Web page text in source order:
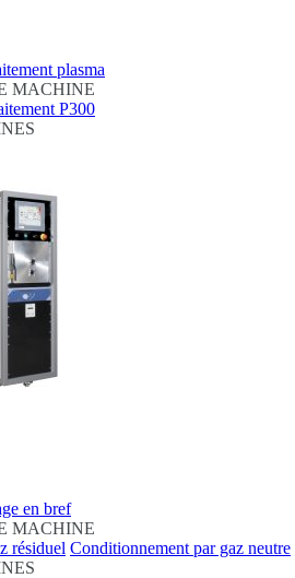
plasma
MACHINE
P300
en bref
MACHINE
résiduel Conditionnement par gaz neutre